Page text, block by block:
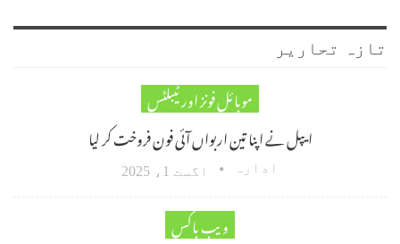
تازہ تحاریر
موبائل فونز اور ٹیبلٹس
ایپل نے اپنا تین اربواں آئی فون فروخت کر لیا
ادارہ اگست 1، 2025
ویب باکس